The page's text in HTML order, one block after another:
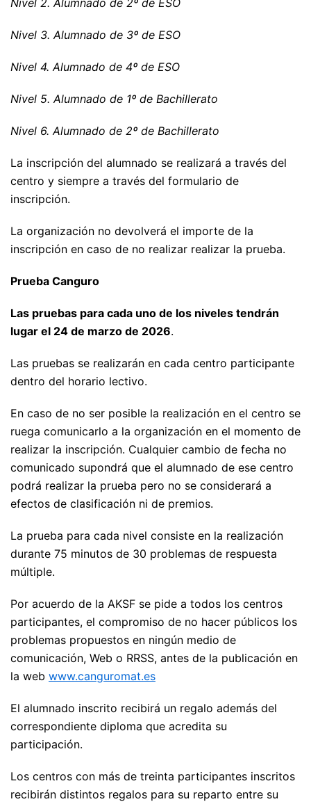
Nivel 3. Alumnado de 3º de ESO
Nivel 4. Alumnado de 4º de ESO
Nivel 5. Alumnado de 1º de Bachillerato
Nivel 6. Alumnado de 2º de Bachillerato
La inscripción del alumnado se realizará a través del
centro y siempre a través del formulario de
inscripción.
La organización no devolverá el importe de la
inscripción en caso de no realizar realizar la prueba.
Prueba Canguro
Las pruebas para cada uno de los niveles tendrán
lugar el 24 de marzo de 2026.
Las pruebas se realizarán en cada centro participante
dentro del horario lectivo.
En caso de no ser posible la realización en el centro se
ruega comunicarlo a la organización en el momento de
realizar la inscripción. Cualquier cambio de fecha no
comunicado supondrá que el alumnado de ese centro
podrá realizar la prueba pero no se considerará a
efectos de clasificación ni de premios.
La prueba para cada nivel consiste en la realización
durante 75 minutos de 30 problemas de respuesta
múltiple.
Por acuerdo de la AKSF se pide a todos los centros
participantes, el compromiso de no hacer públicos los
problemas propuestos en ningún medio de
comunicación, Web o RRSS, antes de la publicación en
la web www.canguromat.es
El alumnado inscrito recibirá un regalo además del
correspondiente diploma que acredita su
participación.
Los centros con más de treinta participantes inscritos
recibirán distintos regalos para su reparto entre su